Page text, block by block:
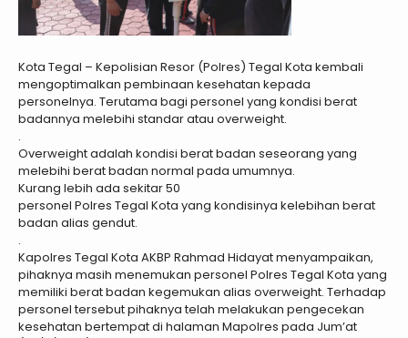
Kota Tegal – Kepolisian Resor (Polres) Tegal Kota kembali
mengoptimalkan pembinaan kesehatan kepada
personelnya. Terutama bagi personel yang kondisi berat
badannya melebihi standar atau overweight.
.
Overweight adalah kondisi berat badan seseorang yang
melebihi berat badan normal pada umumnya.
Kurang lebih ada sekitar 50
personel Polres Tegal Kota yang kondisinya kelebihan berat
badan alias gendut.
.
Kapolres Tegal Kota AKBP Rahmad Hidayat menyampaikan,
pihaknya masih menemukan personel Polres Tegal Kota yang
memiliki berat badan kegemukan alias overweight. Terhadap
personel tersebut pihaknya telah melakukan pengecekan
kesehatan bertempat di halaman Mapolres pada Jum’at